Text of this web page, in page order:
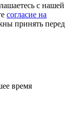
с нашей
согласие на
принять перед
время